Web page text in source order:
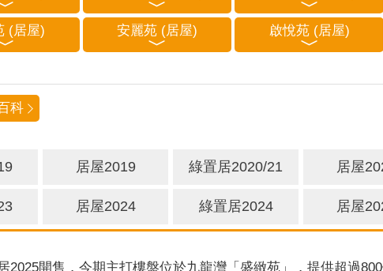
(居屋) 安麗苑 (居屋) 啟悅苑 (居屋)
科
居屋2019 綠置居2020/21 居屋
居屋2024 綠置居2024 居屋
2025開售，今期主打樓盤位於九龍灣「盛緻苑」，提供超過